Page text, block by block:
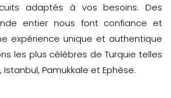
adaptés à vos besoins. Des
entier nous font confiance et
expérience unique et authentique
les plus célèbres de Turquie telles
Pamukkale et Ephèse.